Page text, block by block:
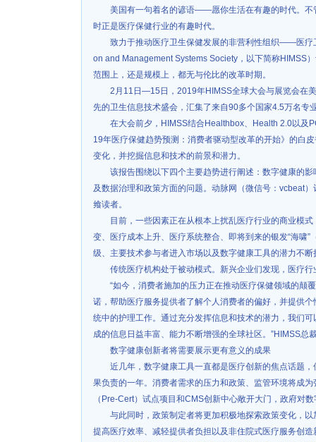
美国有一句着名的谚语——愿你生活在有趣的时代。不
时正是医疗保健行业的有趣时代。
致力于推动医疗卫生保健发展的非营利性组织——医疗
on and Management Systems Society，以下简称HIMSS
范围上，还是规模上，都无与伦比的改革时期。
2月11日—15日，2019年HIMSS全球大会与展览会在
先的卫生信息技术盛会，汇集了来自90多个国家4.5万名专
在大会前夕，HIMSS结合Healthbox、Health 2.0以及
19年医疗保健趋势预测：消费者驱动型改革的开始》的白
变化，并挖掘信息和技术的前景和潜力。
该报告围绕以下四个主要趋势进行阐述：数字健康的
及数据治理和政策方面的问题。动脉网（微信号：vcbeat
飨读者。
目前，一些因素正在从根本上扰乱医疗行业的商业模
变、医疗成本上升、医疗系统整合、即将到来的银发“海啸
级、主要技术参与者进入市场以及数字健康工具的潜力不断
传统医疗机构处于被动模式。新兴企业们发现，医疗
“如今，消费者施加的压力正在推动医疗保健领域的颠
诺，帮助医疗服务提供者了解个人消费者的偏好，并提供
统中的护理工作。通过充分发挥信息和技术的潜力，我们
成的信息日益丰富、能力不断增强的全球社区。”HIMSS总
数字健康创新者将需要展示更有意义的成果
近几年，数字健康工具一直都是医疗创新的焦点话题
果负责的一年。消费者需求的压力和政策、监管环境将成
（Pre-Cert）试点项目和CMS创新中心敞开大门，政府对
与此同时，政策制定者将更加积极地探索政策变化，
提高医疗效率、减轻提供者负担以及非住院式医疗服务创造